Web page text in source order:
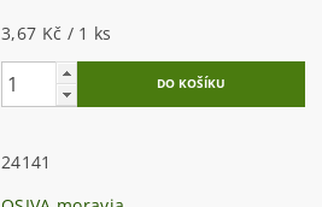
3,67 Kč / 1 ks
24141